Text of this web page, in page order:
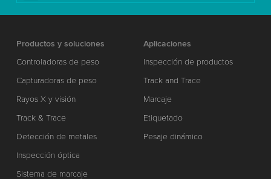
Productos y soluciones
Controladoras de peso
Capturadoras de peso
Rayos X y visión
Track & Trace
Detección de metales
Inspección óptica
Sistema de marcaje
Aplicaciones
Inspección de productos
Track and Trace
Marcaje
Etiquetado
Pesaje dinámico